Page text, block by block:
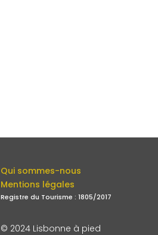
Qui sommes-nous
Mentions légales
Registre du Tourisme : 1805/2017
© 2024 Lisbonne à pied